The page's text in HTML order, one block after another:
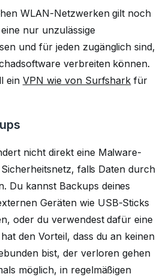
WLAN-Netzwerken gilt noch
nur unzulässige
und für jeden zugänglich sind,
verbreiten können.
ein VPN wie von Surfshark für
nicht direkt eine Malware-
falls Daten durch
Du kannst Backups deines
Geräten wie USB-Sticks
oder du verwendest dafür eine
den Vorteil, dass du an keinen
bist, der verloren gehen
möglich, in regelmäßigen